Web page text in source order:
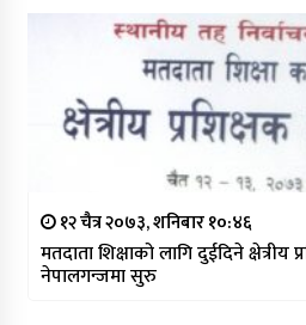
१२ चैत्र २०७३, शनिबार १०:४६
मतदाता शिक्षाको लागि दुईदिने क्षेत्रीय
नेपालगन्जमा सुरु